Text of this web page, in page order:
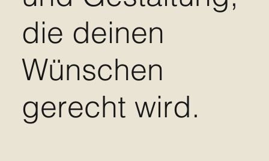
die deinen
Wünschen
gerecht wird.